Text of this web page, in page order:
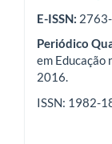
E-ISSN:
Periódico
em Educação
2016.
ISSN: 1982-